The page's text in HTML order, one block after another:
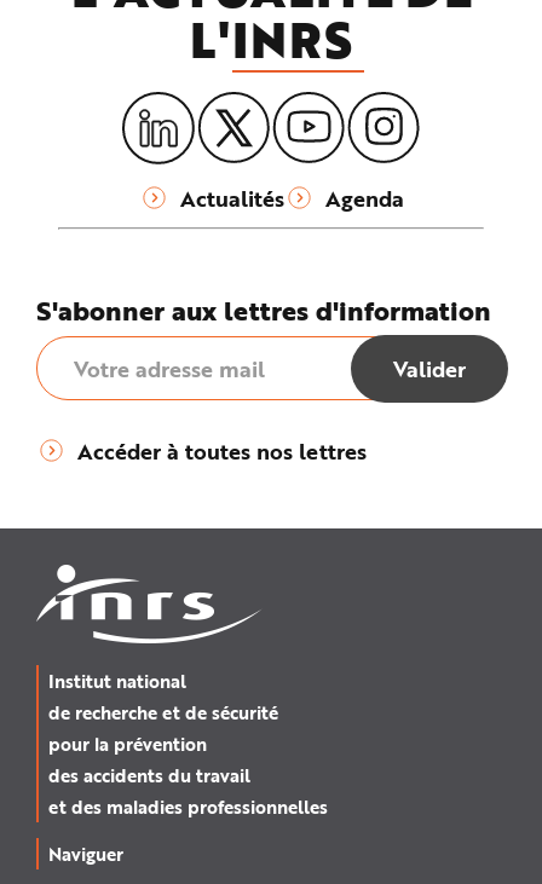
L'INRS
Actualités Agenda
S'abonner aux lettres d'information
Accéder à toutes nos lettres
Institut national
de recherche et de sécurité
pour la prévention
des accidents du travail
et des maladies professionnelles
Naviguer